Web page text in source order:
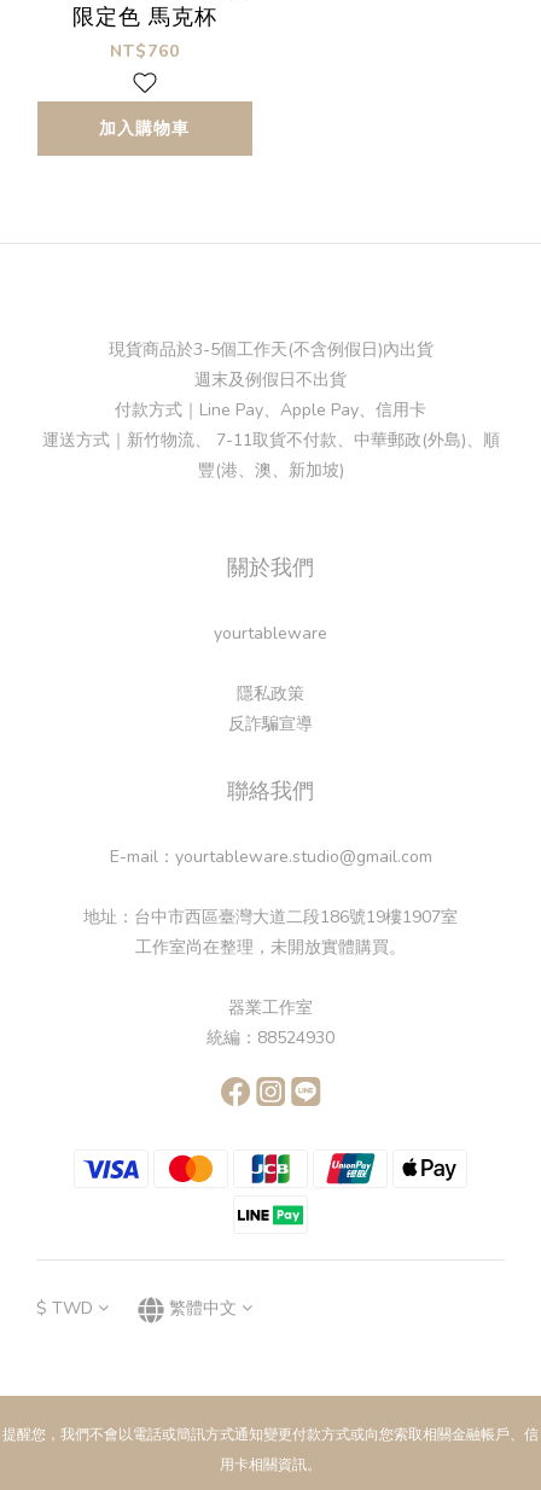
限定色 馬克杯
NT$760
加入購物車
現貨商品於3-5個工作天(不含例假日)內出貨
週末及例假日不出貨
付款方式｜Line Pay、Apple Pay、信用卡
運送方式｜新竹物流、 7-11取貨不付款、中華郵政(外島)、順
豐(港、澳、新加坡)
關於我們
yourtableware
隱私政策
反詐騙宣導
聯絡我們
E-mail：yourtableware.studio@gmail.com
地址：台中市西區臺灣大道二段186號19樓1907室
工作室尚在整理，未開放實體購買。
器業工作室
統編：88524930
$ TWD 繁體中文
提醒您，我們不會以電話或簡訊方式通知變更付款方式或向您索取相關金融帳戶、信
用卡相關資訊。